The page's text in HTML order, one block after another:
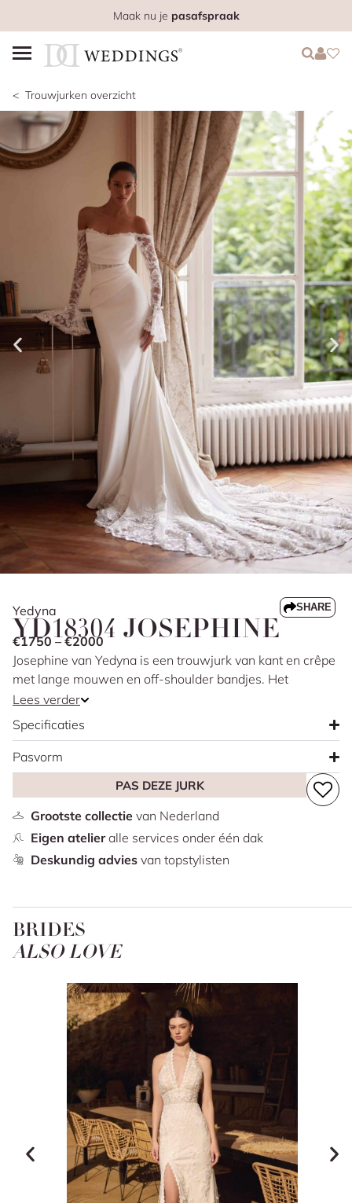
Maak nu je pasafspraak
Login
Login
Trouwjurken overzicht
Yedyna
YD18304 JOSEPHINE
SHARE
€1750 – €2000
Josephine van Yedyna is een trouwjurk van kant en crêpe
met lange mouwen en off-shoulder bandjes. Het
asymmetrisch gedrapeerde lijfje volgt op een zachte
manier de vormen van het lichaam en heeft een
sweetheart halslijn. De jurk heeft een fit & flare silhouet
dat vloeiend overgaat in de rok. Ons winkelmodel is
uitgevoerd met een effen crêpe sleep zonder kant.
Lees verder
Specificaties
Pasvorm
PAS DEZE JURK
Grootste collectievan Nederland
Eigen atelieralle services onder één dak
Deskundig adviesvan topstylisten
BRIDES
ALSO LOVE